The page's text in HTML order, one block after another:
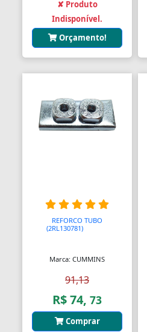
✘ Produto
Indisponível.
Orçamento!
REFORCO TUBO
(2RL130781)AAAAAA
Marca: CUMMINS
91,13
R$ 74, 73
Comprar